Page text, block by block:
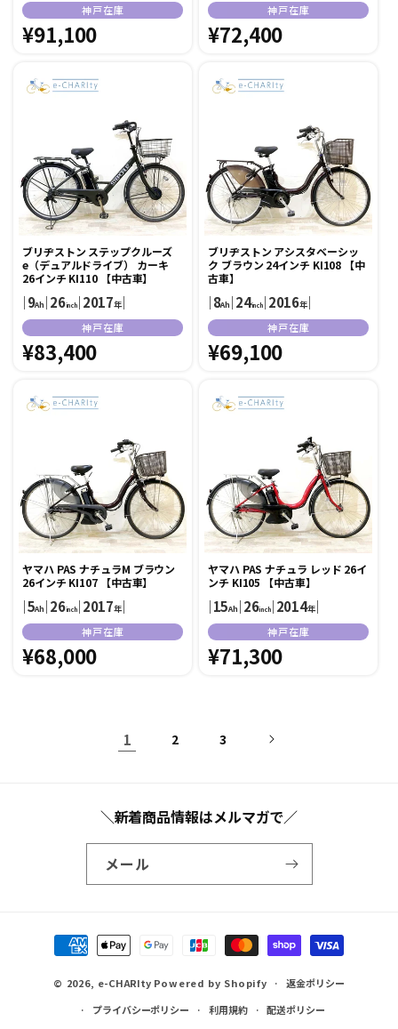
販
売
元:
神戸在庫
通
価
格
¥91,100
販
売
元:
神戸在庫
通
価
格
¥72,400
ブリヂストン ステップクルーズ
e（デュアルドライブ） カーキ
26インチ KI110 【中古車】
｜9Ah｜26inch｜2017年｜
販
売
元:
神戸在庫
通
価
格
¥83,400
ブリヂストン アシスタベーシッ
ク ブラウン 24インチ KI108 【中
古車】
｜8Ah｜24inch｜2016年｜
販
売
元:
神戸在庫
通
価
格
¥69,100
ヤマハ PAS ナチュラM ブラウン
26インチ KI107 【中古車】
｜5Ah｜26inch｜2017年｜
販
売
元:
神戸在庫
通
¥68,000
ヤマハ PAS ナチュラ レッド 26イ
ンチ KI105 【中古車】
｜15Ah｜26inch｜2014年｜
販
売
元:
神戸在庫
通
¥71,300
1 2 3
＼新着商品情報はメルマガで／
メール
決
済
方
© 2026, e-CHARIty Powered by Shopify
返金ポリシー
プライバシーポリシー
利用規約 配送ポリシー